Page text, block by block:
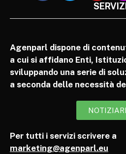
SERVIZI
Agenparl dispone di
a cui si affidano Enti,
sviluppando una serie di
a seconda delle necessità
Per tutti i servizi scrivere a
marketing@agenparl.eu